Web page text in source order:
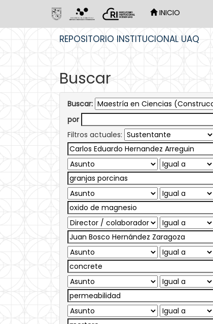
INICIO
REPOSITORIO INSTITUCIONAL UAQ
Buscar
Buscar:
por
Filtros actuales: